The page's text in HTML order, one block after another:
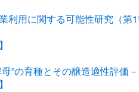
利用に関する可能性研究（第
母”の育種とその醸造適性評価